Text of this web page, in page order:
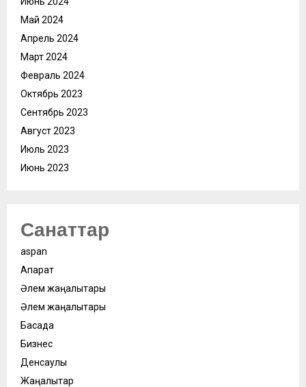
Май 2024
Апрель 2024
Март 2024
Февраль 2024
Октябрь 2023
Сентябрь 2023
Август 2023
Июль 2023
Июнь 2023
Санаттар
aspan
Ақпарат
Әлем жаңалықтары
Әлем жаңалықтары
Басқада
Бизнес
Денсаулық
Жаңалықтар